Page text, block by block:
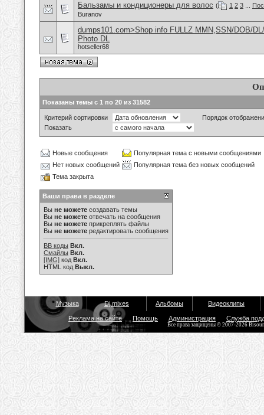
Бальзамы и кондиционеры для волос ( 1 2 3
Buranov
dumps101.com>Shop info FULLZ MMN,SSN/DOB/
Photo DL
hotseller68
Показаны темы с 1 по 20 из 31582
Критерий сортировки
Порядок
Показать
Новые сообщения
Популярная тема с новыми сообщениями
Нет новых сообщений
Популярная тема без новых сообщений
Тема закрыта
Ваши права в разделе
Вы не можете создавать темы
Вы не можете отвечать на сообщения
Вы не можете прикреплять файлы
Вы не можете редактировать сообщения
BB коды Вкл.
Смайлы Вкл.
[IMG] код Вкл.
HTML код Выкл.
Музыка Dj mixes Альбомы Видеоклипы
Реклама на сайте Помощь Администрация Служба
Все права защищены © 2007-2026